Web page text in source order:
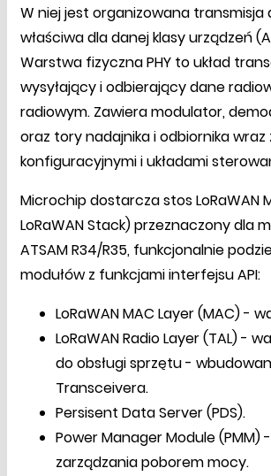
W niej jest organizowana transmisja
właściwa dla danej klasy urządzeń
Warstwa fizyczna PHY to układ
wysyłający i odbierający dane
radiowym. Zawiera modulator,
oraz tory nadajnika i odbiornika wraz
konfiguracyjnymi i układami
Microchip dostarcza stos LoRaWAN
LoRaWAN Stack) przeznaczony dla
ATSAM R34/R35, funkcjonalnie
modułów z funkcjami interfejsu API:
LoRaWAN MAC Layer (MAC) -
LoRaWAN Radio Layer (TAL) -
do obsługi sprzętu -
Transceivera.
Persisent Data Server (PDS).
Power Manager Module (PMM)
zarządzania poborem mocy.